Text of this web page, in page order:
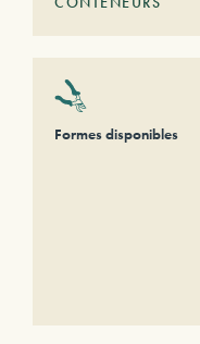
Formes disponibles